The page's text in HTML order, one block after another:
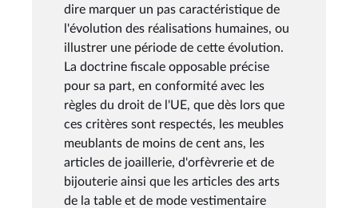
dire marquer un pas caractéristique de
l'évolution des réalisations humaines, ou
illustrer une période de cette évolution.
La doctrine fiscale opposable précise
pour sa part, en conformité avec les
règles du droit de l'UE, que dès lors que
ces critères sont respectés, les meubles
meublants de moins de cent ans, les
articles de joaillerie, d'orfèvrerie et de
bijouterie ainsi que les articles des arts
de la table et de mode vestimentaire